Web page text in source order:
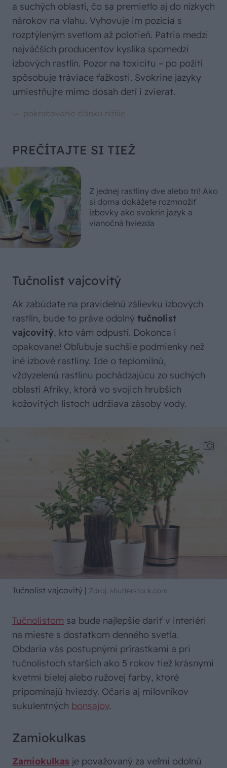
a suchých oblastí, čo sa premietlo aj do nízkych
nárokov na vlahu. Vyhovuje im pozícia s
rozptýleným svetlom až polotieň. Patria medzi
najväčších producentov kyslíka spomedzi
izbových rastlín. Pozor na toxicitu – po požití
spôsobuje tráviace ťažkosti. Svokrine jazyky
umiestňujte mimo dosah detí i zvierat.
PREČÍTAJTE SI TIEŽ
Z jednej rastliny dve alebo tri! Ako
si doma dokážete rozmnožiť
izbovky ako svokrin jazyk a
vianočná hviezda
Tučnolist vajcovitý
Ak zabúdate na pravidelnú zálievku izbových
rastlín, bude to práve odolný tučnolist
vajcovitý, kto vám odpustí. Dokonca i
opakovane! Obľubuje suchšie podmienky než
iné izbové rastliny. Ide o teplomilnú,
vždyzelenú rastlinu pochádzajúcu zo suchých
oblastí Afriky, ktorá vo svojich hrubších
kožovitých listoch udržiava zásoby vody.
Tučnolist vajcovitý | Zdroj: shutterstock.com
Tučnolistom sa bude najlepšie dariť v interiéri
na mieste s dostatkom denného svetla.
Obdaria vás postupnými prírastkami a pri
tučnolistoch starších ako 5 rokov tiež krásnymi
kvetmi bielej alebo ružovej farby, ktoré
pripomínajú hviezdy. Očaria aj milovníkov
sukulentných bonsajov.
Zamiokulkas
Zamiokulkas je považovaný za veľmi odolnú